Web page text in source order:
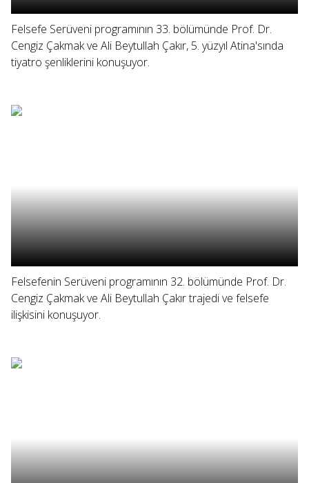
Felsefe Serüveni programının 33. bölümünde Prof. Dr.
Cengiz Çakmak ve Ali Beytullah Çakır, 5. yüzyıl Atina'sında
tiyatro şenliklerini konuşuyor.
Felsefenin Serüveni programının 32. bölümünde Prof. Dr.
Cengiz Çakmak ve Ali Beytullah Çakır trajedi ve felsefe
ilişkisini konuşuyor.